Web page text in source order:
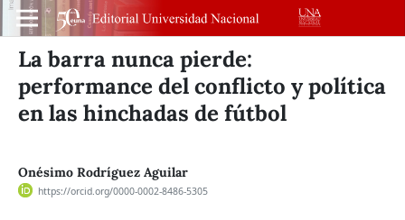
La barra nunca pierde:
performance del conflicto y política
en las hinchadas de fútbol
Onésimo Rodríguez Aguilar
https://orcid.org/0000-0002-8486-5305